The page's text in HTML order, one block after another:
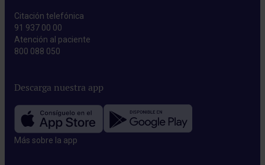
Citación telefónica
91 937 00 00
Atención al paciente
800 088 050
Descarga nuestra app
Más sobre la app​